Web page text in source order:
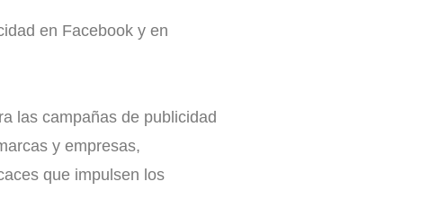
en Facebook y en
las campañas de publicidad
y empresas,
que impulsen los